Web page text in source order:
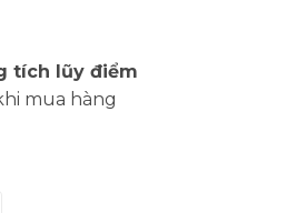
tích lũy điểm
mua hàng